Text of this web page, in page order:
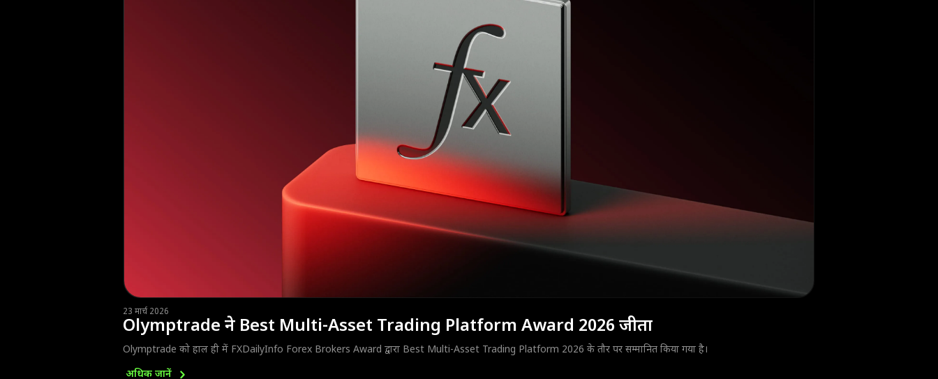
23 मार्च 2026
Olymptrade ने Best Multi-Asset Trading Platform Award 2026 जीता
Olymptrade को हाल ही में FXDailyInfo Forex Brokers Award द्वारा Best Multi-Asset Trading Platform 2026 के तौर पर सम्मानित किया गया है।
अधिक जानें